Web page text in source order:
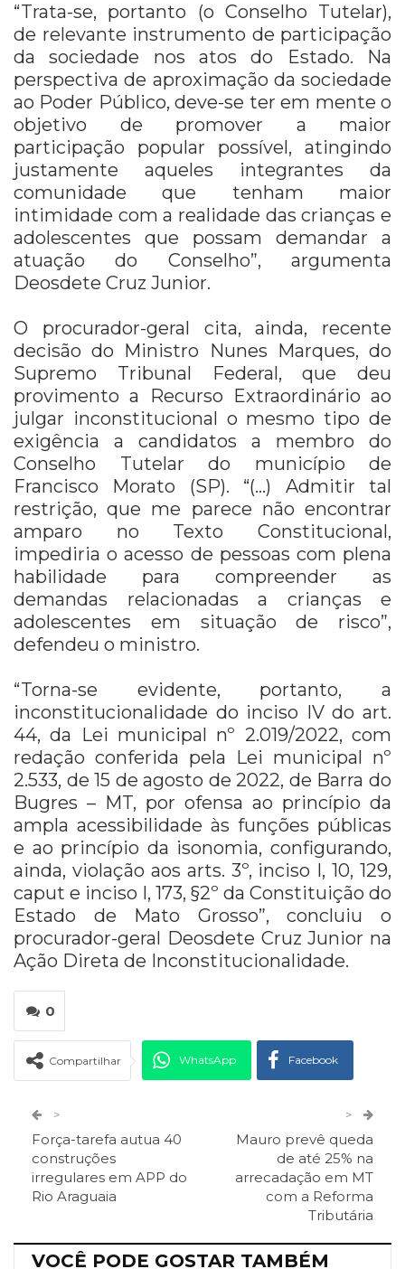
“Trata-se, portanto (o Conselho Tutelar),
de relevante instrumento de participação
da sociedade nos atos do Estado. Na
perspectiva de aproximação da sociedade
ao Poder Público, deve-se ter em mente o
objetivo de promover a maior
participação popular possível, atingindo
justamente aqueles integrantes da
comunidade que tenham maior
intimidade com a realidade das crianças e
adolescentes que possam demandar a
atuação do Conselho”, argumenta
Deosdete Cruz Junior.
O procurador-geral cita, ainda, recente
decisão do Ministro Nunes Marques, do
Supremo Tribunal Federal, que deu
provimento a Recurso Extraordinário ao
julgar inconstitucional o mesmo tipo de
exigência a candidatos a membro do
Conselho Tutelar do município de
Francisco Morato (SP). “(…) Admitir tal
restrição, que me parece não encontrar
amparo no Texto Constitucional,
impediria o acesso de pessoas com plena
habilidade para compreender as
demandas relacionadas a crianças e
adolescentes em situação de risco”,
defendeu o ministro.
“Torna-se evidente, portanto, a
inconstitucionalidade do inciso IV do art.
44, da Lei municipal nº 2.019/2022, com
redação conferida pela Lei municipal nº
2.533, de 15 de agosto de 2022, de Barra do
Bugres – MT, por ofensa ao princípio da
ampla acessibilidade às funções públicas
e ao princípio da isonomia, configurando,
ainda, violação aos arts. 3º, inciso I, 10, 129,
caput e inciso I, 173, §2º da Constituição do
Estado de Mato Grosso”, concluiu o
procurador-geral Deosdete Cruz Junior na
Ação Direta de Inconstitucionalidade.
0
Compartilhar WhatsApp Facebook
ReddIt Telegram
Facebook Messenger O email
>
Força-tarefa autua 40
construções
irregulares em APP do
Rio Araguaia
>
Mauro prevê queda
de até 25% na
arrecadação em MT
com a Reforma
Tributária
VOCÊ PODE GOSTAR TAMBÉM